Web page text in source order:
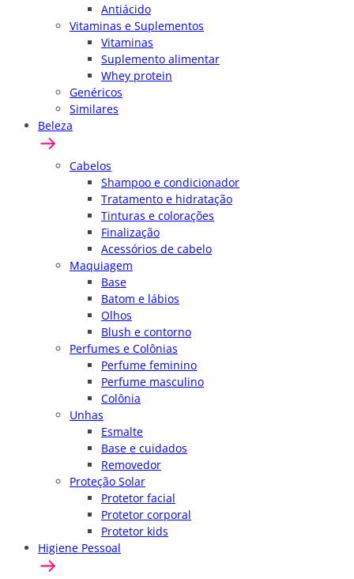
Antiácido
Vitaminas e Suplementos
Vitaminas
Suplemento alimentar
Whey protein
Genéricos
Similares
Beleza
Cabelos
Shampoo e condicionador
Tratamento e hidratação
Tinturas e colorações
Finalização
Acessórios de cabelo
Maquiagem
Base
Batom e lábios
Olhos
Blush e contorno
Perfumes e Colônias
Perfume feminino
Perfume masculino
Colônia
Unhas
Esmalte
Base e cuidados
Removedor
Proteção Solar
Protetor facial
Protetor corporal
Protetor kids
Higiene Pessoal